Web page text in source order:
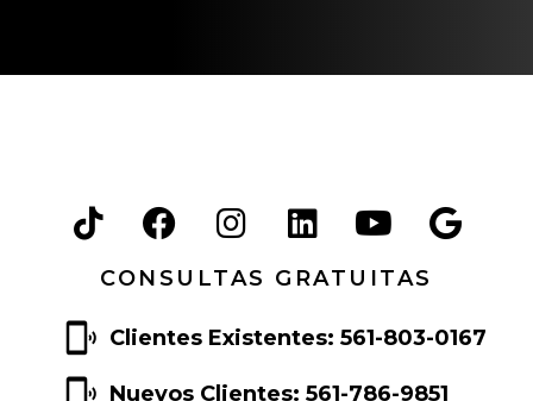
e
CONSULTAS GRATUITAS
Clientes Existentes: 561-803-0167
Nuevos Clientes: 561-786-9851